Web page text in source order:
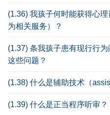
(1.36) 我孩子何时能获得心
为相关服务）？
(1.37) 条我孩子患有现行行
这些问题？
(1.38) 什么是辅助技术（
(1.39) 什么是正当程序听审？